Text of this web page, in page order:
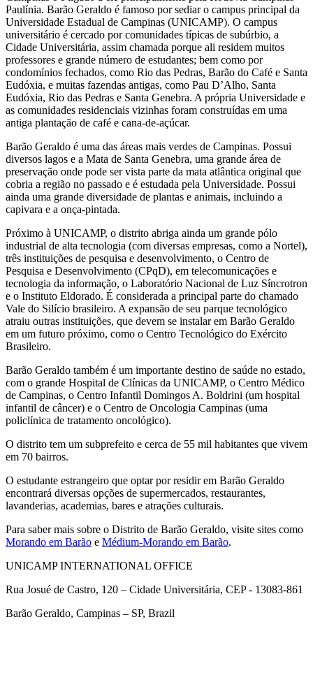
Paulínia. Barão Geraldo é famoso por sediar o campus principal da
Universidade Estadual de Campinas (UNICAMP). O campus
universitário é cercado por comunidades típicas de subúrbio, a
Cidade Universitária, assim chamada porque ali residem muitos
professores e grande número de estudantes; bem como por
condomínios fechados, como Rio das Pedras, Barão do Café e Santa
Eudóxia, e muitas fazendas antigas, como Pau D’Alho, Santa
Eudóxia, Rio das Pedras e Santa Genebra. A própria Universidade e
as comunidades residenciais vizinhas foram construídas em uma
antiga plantação de café e cana-de-açúcar.
Barão Geraldo é uma das áreas mais verdes de Campinas. Possui
diversos lagos e a Mata de Santa Genebra, uma grande área de
preservação onde pode ser vista parte da mata atlântica original que
cobria a região no passado e é estudada pela Universidade. Possui
ainda uma grande diversidade de plantas e animais, incluindo a
capivara e a onça-pintada.
Próximo à UNICAMP, o distrito abriga ainda um grande pólo
industrial de alta tecnologia (com diversas empresas, como a Nortel),
três instituições de pesquisa e desenvolvimento, o Centro de
Pesquisa e Desenvolvimento (CPqD), em telecomunicações e
tecnologia da informação, o Laboratório Nacional de Luz Síncrotron
e o Instituto Eldorado. É considerada a principal parte do chamado
Vale do Silício brasileiro. A expansão de seu parque tecnológico
atraiu outras instituições, que devem se instalar em Barão Geraldo
em um futuro próximo, como o Centro Tecnológico do Exército
Brasileiro.
Barão Geraldo também é um importante destino de saúde no estado,
com o grande Hospital de Clínicas da UNICAMP, o Centro Médico
de Campinas, o Centro Infantil Domingos A. Boldrini (um hospital
infantil de câncer) e o Centro de Oncologia Campinas (uma
policlínica de tratamento oncológico).
O distrito tem um subprefeito e cerca de 55 mil habitantes que vivem
em 70 bairros.
O estudante estrangeiro que optar por residir em Barão Geraldo
encontrará diversas opções de supermercados, restaurantes,
lavanderias, academias, bares e atrações culturais.
Para saber mais sobre o Distrito de Barão Geraldo, visite sites como
Morando em Barão e Médium-Morando em Barão.
UNICAMP INTERNATIONAL OFFICE
Rua Josué de Castro, 120 – Cidade Universitária, CEP - 13083-861
Barão Geraldo, Campinas – SP, Brazil